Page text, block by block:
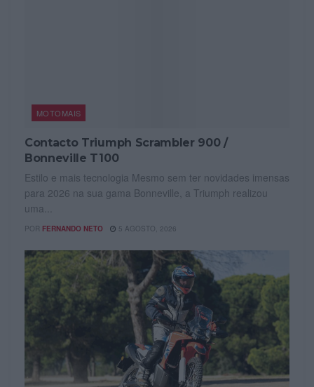
MOTOMAIS
Contacto Triumph Scrambler 900 /
Bonneville T100
Estilo e mais tecnologia Mesmo sem ter novidades imensas
para 2026 na sua gama Bonneville, a Triumph realizou
uma...
POR FERNANDO NETO 5 AGOSTO, 2026